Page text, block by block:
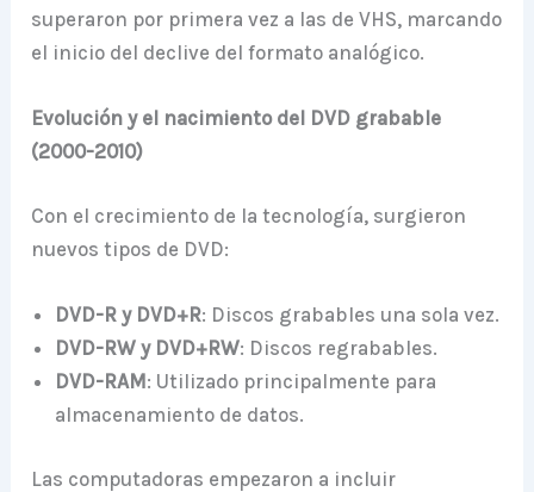
superaron por primera vez a las de VHS, marcando
el inicio del declive del formato analógico.
Evolución y el nacimiento del DVD grabable
(2000-2010)
Con el crecimiento de la tecnología, surgieron
nuevos tipos de DVD:
DVD-R y DVD+R: Discos grabables una sola vez.
DVD-RW y DVD+RW: Discos regrabables.
DVD-RAM: Utilizado principalmente para
almacenamiento de datos.
Las computadoras empezaron a incluir